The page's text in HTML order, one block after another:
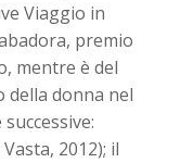
Viaggio in
premio
mentre è del
della donna nel
2012); il